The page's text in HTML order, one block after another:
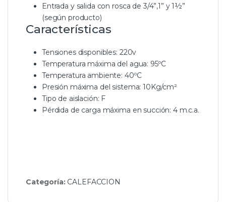
Entrada y salida con rosca de 3/4”,1” y 1½”
(según producto)
Características
Tensiones disponibles: 220v
Temperatura máxima del agua: 95ºC
Temperatura ambiente: 40ºC
Presión máxima del sistema: 10Kg/cm²
Tipo de aislación: F
Pérdida de carga máxima en succión: 4 m.c.a.
Categoría: CALEFACCION